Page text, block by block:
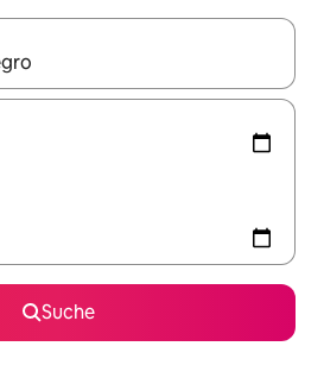
sind, navigiere mit den
Suche